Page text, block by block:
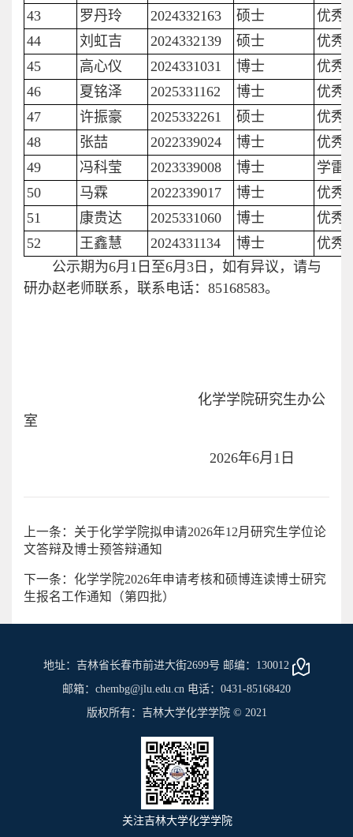
43
罗丹玲 2024332163 硕士
优秀
44
刘虹吉 2024332139 硕士
优秀
45
高心仪 2024331031 博士
优秀
46
夏铭泽 2025331162 博士
优秀
47
许振豪 2025332261 硕士
优秀
48
张喆 2022339024 博士
优秀
49
冯科莹 2023339008 博士
学雷
50
马霖 2022339017 博士
优秀
51
康贵达 2025331060 博士
优秀
52
王鑫慧 2024331134 博士
优秀
公示期为6月1日至6月3日，如有异议，请与
研办赵老师联系，联系电话：85168583。
化学学院研究生办公
室
2026年6月1日
上一条：关于化学学院拟申请2026年12月研究生学位论
文答辩及博士预答辩通知
下一条：化学学院2026年申请考核和硕博连读博士研究
生报名工作通知（第四批）
地址：吉林省长春市前进大街2699号 邮编：130012
邮箱：chembg@jlu.edu.cn 电话：0431-85168420
版权所有：吉林大学化学学院 © 2021
关注吉林大学化学学院